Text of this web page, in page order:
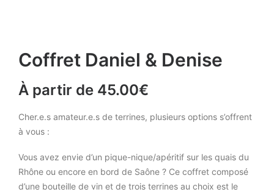
Coffret Daniel & Denise
À partir de 45.00€
Cher.e.s amateur.e.s de terrines, plusieurs options s’offrent
à vous :
Vous avez envie d’un pique-nique/apéritif sur les quais du
Rhône ou encore en bord de Saône ? Ce coffret composé
d’une bouteille de vin et de trois terrines au choix est le